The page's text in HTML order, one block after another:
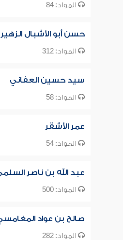
المواد: 84
حسن أبو الأشبال
المواد: 312
سيد حسين العفاني
المواد: 58
عمر الأشقر
المواد: 54
عبد الله بن ناصر
المواد: 500
صالح بن عواد
المواد: 282